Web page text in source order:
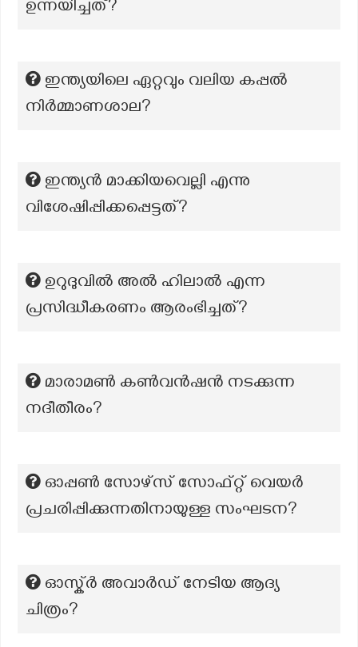
ഉന്നയിച്ചത്?
ഇന്ത്യയിലെ ഏറ്റവും വലിയ കപ്പൽ
നിർമ്മാണശാല?
ഇന്ത്യൻ മാക്കിയവെല്ലി എന്നു
വിശേഷിപ്പിക്കപ്പെട്ടത്?
ഉറുദുവിൽ അൽ ഹിലാൽ എന്ന
പ്രസിദ്ധീകരണം ആരംഭിച്ചത്?
മാരാമൺ കൺവൻഷൻ നടക്കുന്ന
നദീതീരം?
ഓപ്പൺ സോഴ്സ് സോഫ്റ്റ് വെയർ
പ്രചരിപ്പിക്കുന്നതിനായുള്ള സംഘടന?
ഓസ്ക്ർ അവാർഡ് നേടിയ ആദ്യ
ചിത്രം?